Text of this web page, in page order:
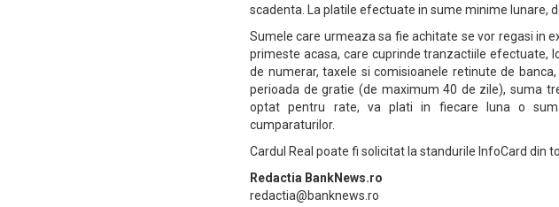
scadenta. La platile efectuate in sume minime lunare,
Sumele care urmeaza sa fie achitate se vor regasi in
primeste acasa, care cuprinde tranzactiile efectuate,
de numerar, taxele si comisioanele retinute de
perioada de gratie (de maximum 40 de zile), suma
optat pentru rate, va plati in fiecare luna o
cumparaturilor.
Cardul Real poate fi solicitat la standurile InfoCard din
Redactia BankNews.ro
redactia@banknews.ro